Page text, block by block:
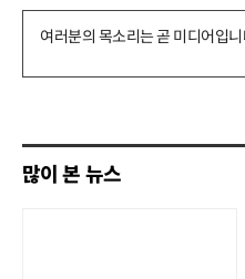
댓
기
많이 본 뉴스